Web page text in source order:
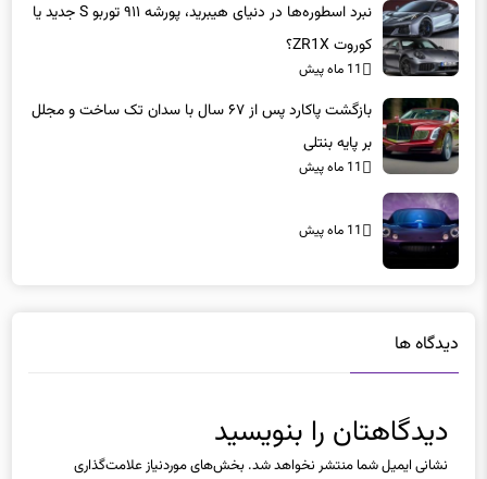
نبرد اسطوره‌ها در دنیای هیبرید، پورشه ۹۱۱ توربو S جدید یا
کوروت ZR1X؟
11 ماه پیش
بازگشت پاکارد پس از ۶۷ سال با سدان تک ساخت و مجلل
بر پایه بنتلی
11 ماه پیش
11 ماه پیش
دیدگاه ها
دیدگاهتان را بنویسید
نشانی ایمیل شما منتشر نخواهد شد. بخش‌های موردنیاز علامت‌گذاری